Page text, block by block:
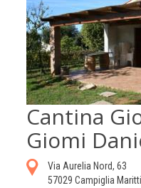
Cantina
Giomi
Via Aurelia Nord, 63
57029 Campiglia